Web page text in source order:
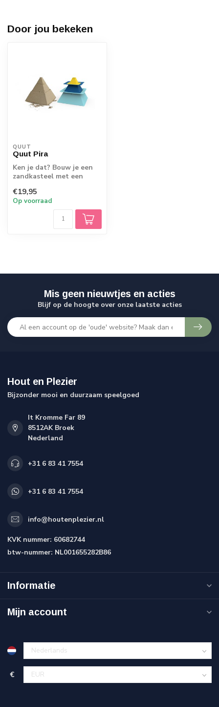
Door jou bekeken
QUUT
Quut Pira
Ken je dat? Bouw je een
zandkasteel met een
er af zodra...
€19,95
Op voorraad
Mis geen nieuwtjes en acties
Blijf op de hoogte over onze laatste acties
Hout en Plezier
Bijzonder mooi en duurzaam speelgoed
It Kromme Far 89
8512AK Broek
Nederland
+31 6 83 41 7554
+31 6 83 41 7554
info@houtenplezier.nl
KVK nummer: 60682744
btw-nummer: NL001655282B86
Informatie
Mijn account
€